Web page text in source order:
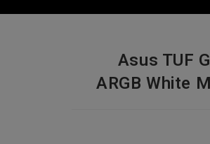
Asus TUF
ARGB White